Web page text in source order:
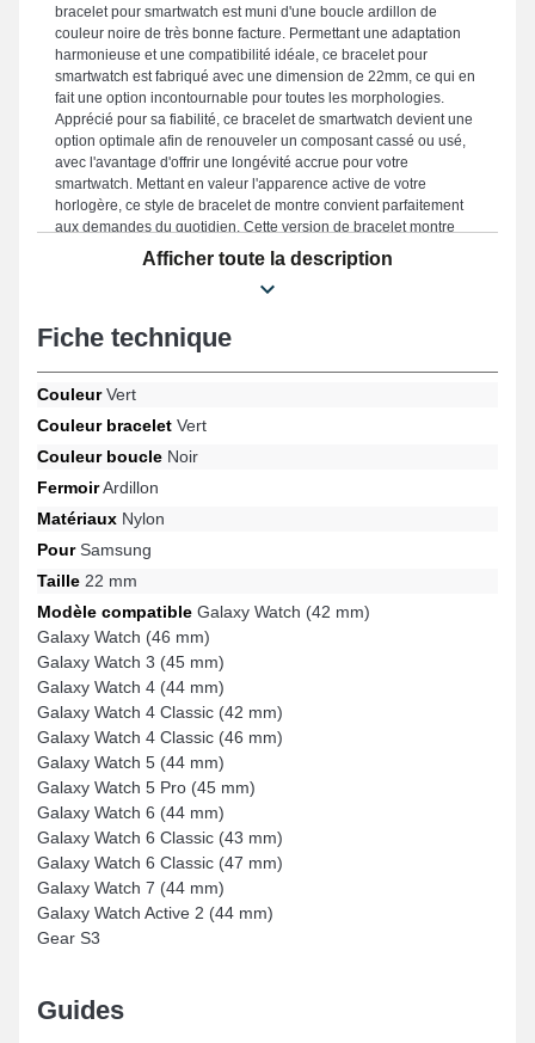
bracelet pour smartwatch est muni d'une boucle ardillon de
couleur noire de très bonne facture. Permettant une adaptation
harmonieuse et une compatibilité idéale, ce bracelet pour
smartwatch est fabriqué avec une dimension de 22mm, ce qui en
fait une option incontournable pour toutes les morphologies.
Apprécié pour sa fiabilité, ce bracelet de smartwatch devient une
option optimale afin de renouveler un composant cassé ou usé,
avec l'avantage d'offrir une longévité accrue pour votre
smartwatch. Mettant en valeur l'apparence active de votre
horlogère, ce style de bracelet de montre convient parfaitement
aux demandes du quotidien. Cette version de bracelet montre
connectée léger présente un fermoir ardillon de qualité et est
conforme avec les modèles Galaxy Watch 3 (45 mm), Galaxy
Watch 5 Pro (45 mm), Galaxy Watch 4 (44 mm), Galaxy Watch 6
et bien plus de la marque Samsung. Grâce à sa conception
moderne, ce produit Samsung s'adapte sans effort avec divers
modèles disponibles de la marque Samsung, assurant un
ajustement précis dans toutes les situations.
Afficher toute la description
Fiche technique
CouleurVert
Couleur bracelet Vert
Couleur boucle Noir
FermoirArdillon
Matériaux Nylon
PourSamsung
Taille 22 mm
Modèle compatible Galaxy Watch (42 mm)
Galaxy Watch (46 mm)
Galaxy Watch 3 (45 mm)
Galaxy Watch 4 (44 mm)
Galaxy Watch 4 Classic (42 mm)
Galaxy Watch 4 Classic (46 mm)
Galaxy Watch 5 (44 mm)
Galaxy Watch 5 Pro (45 mm)
Galaxy Watch 6 (44 mm)
Galaxy Watch 6 Classic (43 mm)
Galaxy Watch 6 Classic (47 mm)
Galaxy Watch 7 (44 mm)
Galaxy Watch Active 2 (44 mm)
Gear S3
Guides